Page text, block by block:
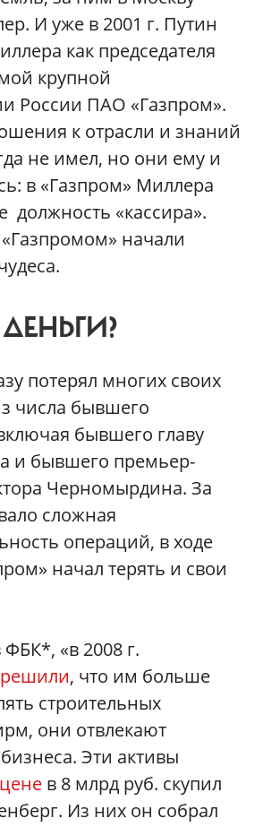
И уже в 2001 г. Путин
как председателя
крупной
России ПАО «Газпром».
к отрасли и знаний
не имел, но они ему и
в «Газпром» Миллера
должность «кассира».
«Газпромом» начали
потерял многих своих
числа бывшего
бывшего главу
и бывшего премьер-
Черномырдина. За
сложная
операций, в ходе
начал терять и свои
«в 2008 г.
решили, что им больше
строительных
они отвлекают
Эти активы
в 8 млрд руб. скупил
Из них он собрал